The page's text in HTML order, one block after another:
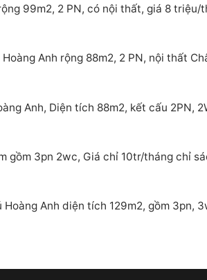
99m2, 2 PN, có nội thất, giá 8 triệu/
Anh rộng 88m2, 2 PN, nội thất
Anh, Diện tích 88m2, kết cấu 2PN,
gồm 3pn 2wc, Giá chỉ 10tr/tháng chỉ
Hoàng Anh diện tích 129m2, gồm 3pn,